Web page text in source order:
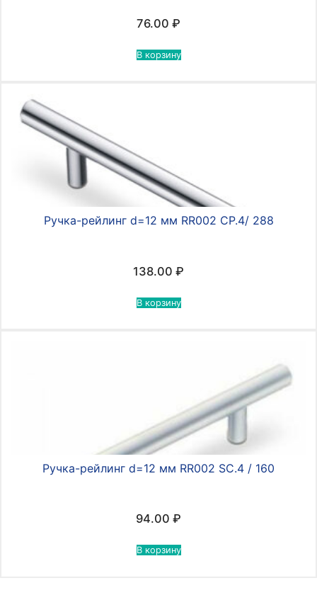
76.00 ₽
В корзину
Ручка-рейлинг d=12 мм RR002 CP.4/ 288
138.00 ₽
В корзину
Ручка-рейлинг d=12 мм RR002 SC.4 / 160
94.00 ₽
В корзину